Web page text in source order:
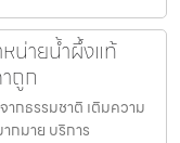
น่ายน้ำผึ้งแท้
ถูก
กธรรมชาติ เติมความ
กมาย บริการ